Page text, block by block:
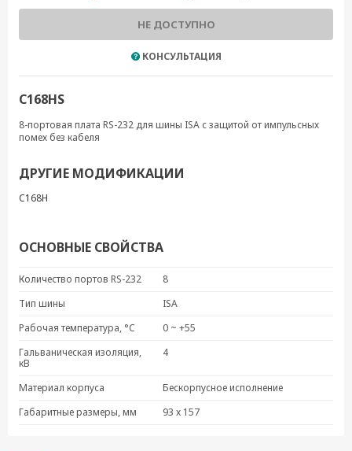
НЕ ДОСТУПНО
КОНСУЛЬТАЦИЯ
C168HS
8-портовая плата RS-232 для шины ISA с защитой от импульсных
помех без кабеля
ДРУГИЕ МОДИФИКАЦИИ
C168H
ОСНОВНЫЕ СВОЙСТВА
Количество портов RS-232
8
Тип шины
ISA
Рабочая температура, °C
0 ~ +55
Гальваническая изоляция,
кВ
4
Материал корпуса
Бескорпусное исполнение
Габаритные размеры, мм
93 x 157